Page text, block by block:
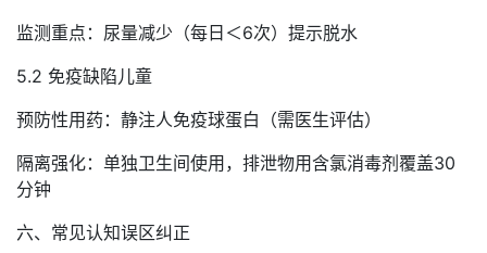
监测重点：尿量减少（每日＜6次）提示脱水
5.2 免疫缺陷儿童
预防性用药：静注人免疫球蛋白（需医生评估）
隔离强化：单独卫生间使用，排泄物用含氯消毒剂覆盖30
分钟
六、常见认知误区纠正